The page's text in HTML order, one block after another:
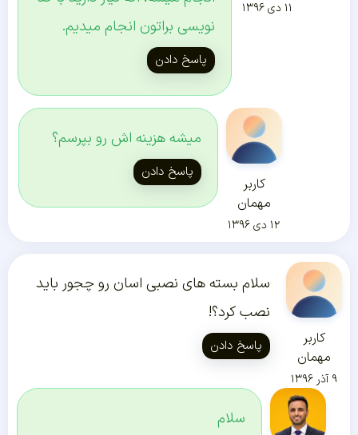
۱۱ دی ۱۳۹۶
نویسی براتون انجام میدیم.
پاسخ دادن
کاربر
مهمان
۱۲ دی ۱۳۹۶
میشه هزینه اش رو بپرسم؟
پاسخ دادن
کاربر
مهمان
۹ آذر ۱۳۹۶
سلام بسته های نصبی اسان رو چجور باید
نصب کرد؟!
پاسخ دادن
سلام